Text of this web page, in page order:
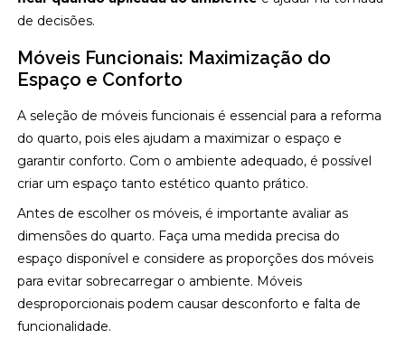
de decisões.
Móveis Funcionais: Maximização do
Espaço e Conforto
A seleção de móveis funcionais é essencial para a reforma
do quarto, pois eles ajudam a maximizar o espaço e
garantir conforto. Com o ambiente adequado, é possível
criar um espaço tanto estético quanto prático.
Antes de escolher os móveis, é importante avaliar as
dimensões do quarto. Faça uma medida precisa do
espaço disponível e considere as proporções dos móveis
para evitar sobrecarregar o ambiente. Móveis
desproporcionais podem causar desconforto e falta de
funcionalidade.